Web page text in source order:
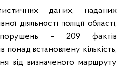
даних, наданих
діяльності поліції області,
– 209 фактів
понад встановлену кількість,
від визначеного маршруту